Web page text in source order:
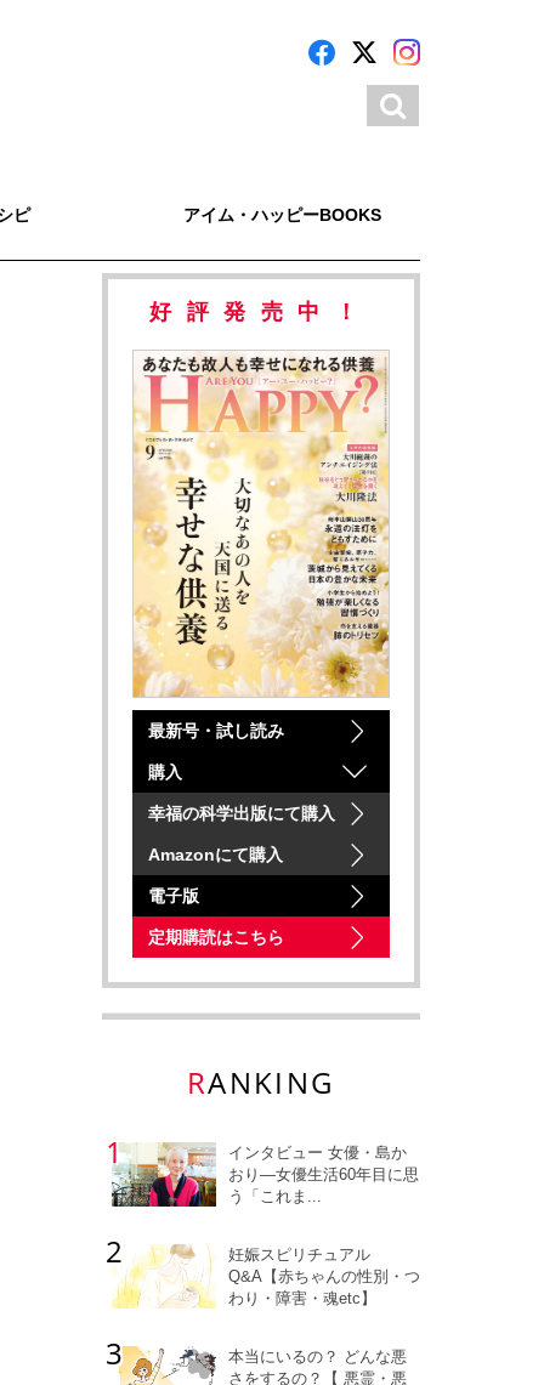
ピ アイム・ハッピーBOOKS
好評発売中！
最新号・試し読み
購入
幸福の科学出版にて購入
Amazonにて購入
電子版
定期購読はこちら
RANKING
インタビュー 女優・島か
おり―女優生活60年目に思
う「これま...
妊娠スピリチュアル
Q&A【赤ちゃんの性別・つ
わり・障害・魂etc】
本当にいるの？ どんな悪
さをするの？【 悪霊・悪